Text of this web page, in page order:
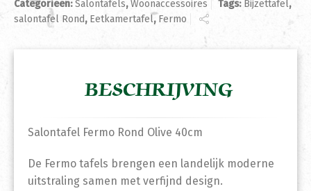
Categorieën:Salontafels,Woonaccessoires Tags: Bijzettafel,
salontafel Rond, Eetkamertafel, Fermo
BESCHRIJVING
Salontafel Fermo Rond Olive 40cm
De Fermo tafels brengen een landelijk moderne
uitstraling samen met verfijnd design.